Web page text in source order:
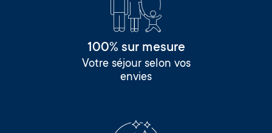
100% sur mesure
Votre séjour selon vos
envies